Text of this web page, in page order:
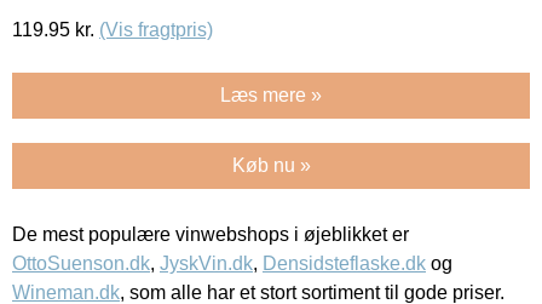
119.95 kr. (Vis fragtpris)
Læs mere »
Køb nu »
De mest populære vinwebshops i øjeblikket er
OttoSuenson.dk, JyskVin.dk, Densidsteflaske.dk og
Wineman.dk, som alle har et stort sortiment til gode priser.